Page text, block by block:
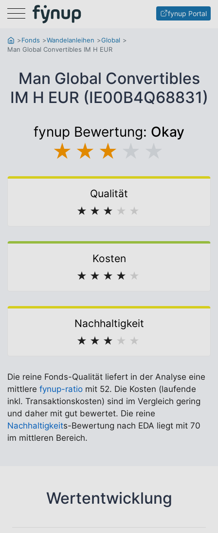
Menu fynup Portal
Fonds Wandelanleihen
Global
Man Global Convertibles IM H EUR
Man Global Convertibles
IM H EUR (IE00B4Q68831)
fynup Bewertung: Okay
★ ★ ★
Qualität
★ ★ ★ ★ ★
Kosten
★ ★ ★ ★ ★
Nachhaltigkeit
★ ★ ★ ★ ★
Die reine Fonds-Qualität liefert in der Analyse eine
mittlere fynup-ratio mit 52. Die Kosten (laufende
inkl. Transaktionskosten) sind im Vergleich gering
und daher mit gut bewertet. Die reine
Nachhaltigkeits-Bewertung nach EDA liegt mit 70
im mittleren Bereich.
Wertentwicklung